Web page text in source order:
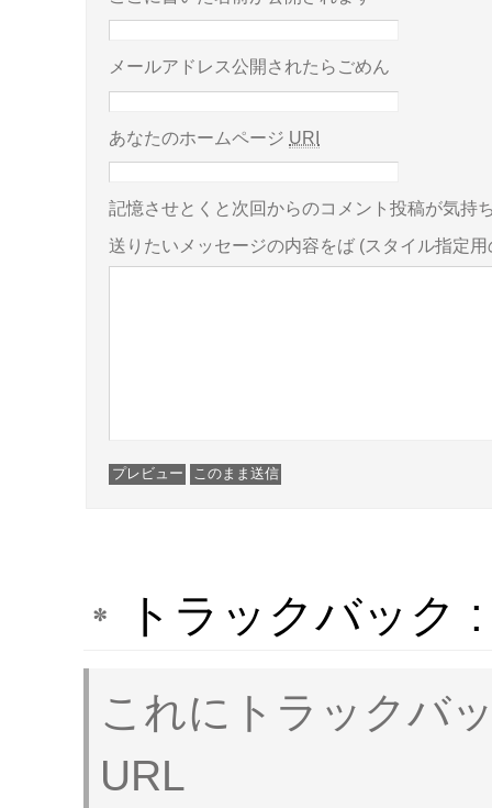
メールアドレス公開されたらごめん
あなたのホームページ URI
記憶させとくと次回からのコメント投稿が気持
送りたいメッセージの内容をば (スタイル指定
トラックバック
これにトラックバ
URL